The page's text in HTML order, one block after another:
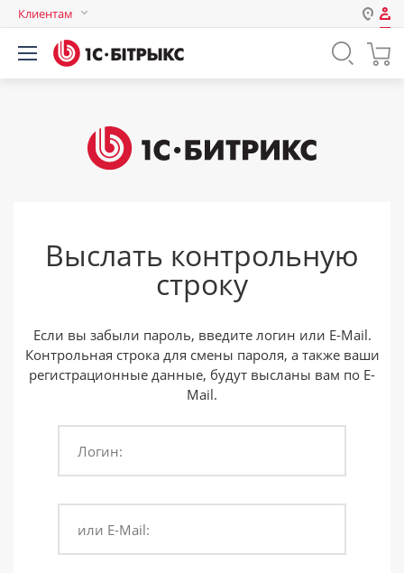
Клиентам
Авторизация
Логин
Запомнить меня на этом
компьютере
Забыли свой пароль?
или войдите с помощью
Выслать контрольную
строку
Если вы забыли пароль, введите логин или E-Mail.
Контрольная строка для смены пароля, а также ваши
регистрационные данные, будут высланы вам по E-
Mail.
Логин:
или E-Mail: